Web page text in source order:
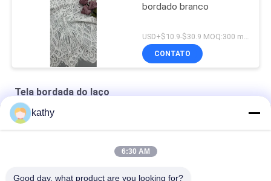
bordado branco
USD+$10.9-$30.9 MOQ:300 metros.
CONTATO
Tela bordada do laço
Tecido de Renda Branco Renda Bordada Design Personalizado
kathy
6:30 AM
Good day, what product are you looking for?